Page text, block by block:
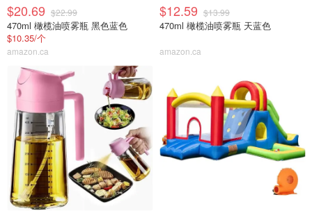
$20.69 $22.99
470ml 橄榄油喷雾瓶 黑色蓝色
$10.35/个
amazon.ca
$12.59 $13.99
470ml 橄榄油喷雾瓶 天蓝色
amazon.ca